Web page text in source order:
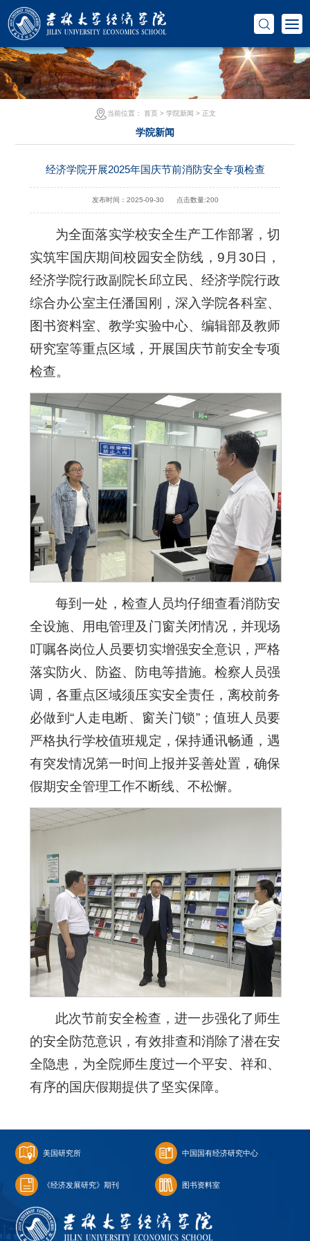
当前位置： 首页> 学院新闻 > 正文
学院新闻
经济学院开展2025年国庆节前消防安全专项检查
发布时间：2025-09-30 点击数量:200
为全面落实学校安全生产工作部署，切
实筑牢国庆期间校园安全防线，9月30日，
经济学院行政副院长邱立民、经济学院行政
综合办公室主任潘国刚，深入学院各科室、
图书资料室、教学实验中心、编辑部及教师
研究室等重点区域，开展国庆节前安全专项
检查。
每到一处，检查人员均仔细查看消防安
全设施、用电管理及门窗关闭情况，并现场
叮嘱各岗位人员要切实增强安全意识，严格
落实防火、防盗、防电等措施。检察人员强
调，各重点区域须压实安全责任，离校前务
必做到“人走电断、窗关门锁”；值班人员要
严格执行学校值班规定，保持通讯畅通，遇
有突发情况第一时间上报并妥善处置，确保
假期安全管理工作不断线、不松懈。
此次节前安全检查，进一步强化了师生
的安全防范意识，有效排查和消除了潜在安
全隐患，为全院师生度过一个平安、祥和、
有序的国庆假期提供了坚实保障。
美国研究所 中国国有经济研究中心
《经济发展研究》期刊 图书资料室